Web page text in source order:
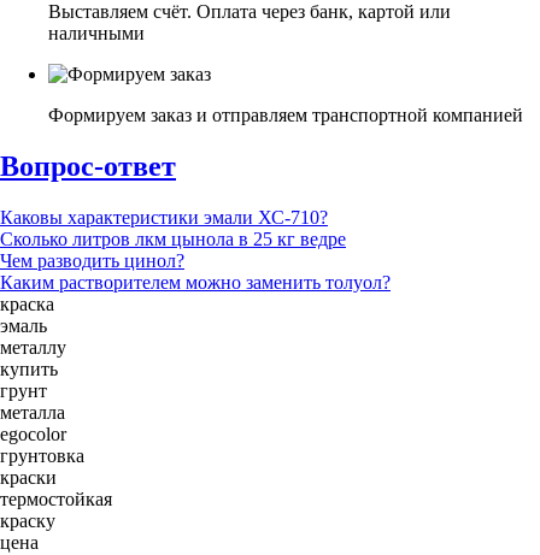
Выставляем счёт. Оплата через банк, картой или
наличными
Формируем заказ и отправляем транспортной компанией
Вопрос-ответ
Каковы характеристики эмали ХС-710?
Сколько литров лкм цынола в 25 кг ведре
Чем разводить цинол?
Каким растворителем можно заменить толуол?
краска
эмаль
металлу
купить
грунт
металла
egocolor
грунтовка
краски
термостойкая
краску
цена